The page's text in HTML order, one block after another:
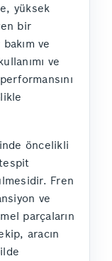
yüksek
bir
ve
ve
öncelikli
Fren
ve
parçaların
aracın